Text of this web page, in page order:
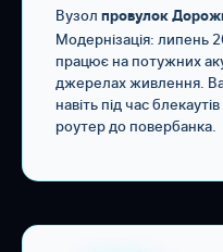
Вузол провулок
Модернізація: липень
працює на потужних
джерелах живлення.
навіть під час
роутер до повербанка.